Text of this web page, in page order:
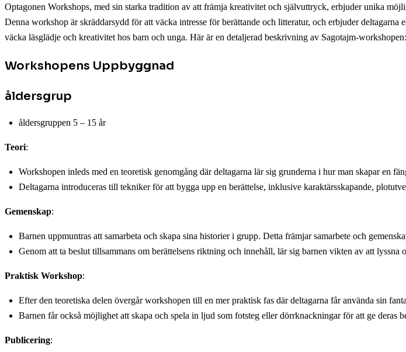
Optagonen Workshops, med sin starka tradition av att främja kreativitet och självuttryck, erbjuder unika
Denna workshop är skräddarsydd för att väcka intresse för berättande och litteratur, och erbjuder
väcka läsglädje och kreativitet hos barn och unga. Här är en detaljerad beskrivning av Sagotajm-workshopen:
Workshopens Uppbyggnad
åldersgrup
åldersgruppen 5 – 15 år
Teori:
Workshopen inleds med en teoretisk genomgång där deltagarna lär sig grunderna i hur man skapar en
Deltagarna introduceras till tekniker för att bygga upp en berättelse, inklusive karaktärsskapande,
Gemenskap:
Barnen uppmuntras att samarbeta och skapa sina historier i grupp. Detta främjar samarbete och
Genom att ta beslut tillsammans om berättelsens riktning och innehåll, lär sig barnen vikten av att lyssna
Praktisk Workshop:
Efter den teoretiska delen övergår workshopen till en mer praktisk fas där deltagarna får använda sin
Barnen får också möjlighet att skapa och spela in ljud som fotsteg eller dörrknackningar för att ge
Publicering: